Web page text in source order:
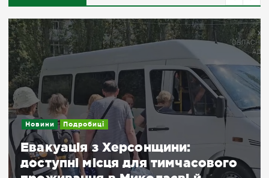
Новини Подробиці
Евакуація з Херсонщини:
доступні місця для тимчасового